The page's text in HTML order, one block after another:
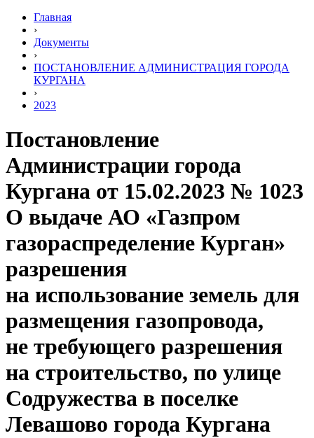
Главная
›
Документы
›
ПОСТАНОВЛЕНИЕ АДМИНИСТРАЦИЯ ГОРОДА
КУРГАНА
›
2023
Постановление
Администрации города
Кургана от 15.02.2023 № 1023
О выдаче АО «Газпром
газораспределение Курган»
разрешения
на использование земель для
размещения газопровода,
не требующего разрешения
на строительство, по улице
Содружества в поселке
Левашово города Кургана